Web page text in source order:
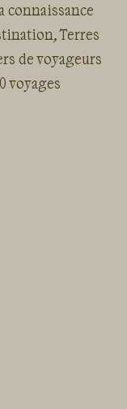
connaissance
Terres
de voyageurs
voyages